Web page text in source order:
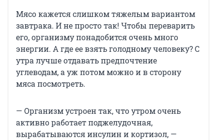
Мясо кажется слишком тяжелым вариантом
завтрака. И не просто так! Чтобы переварить
его, организму понадобится очень много
энергии. А где ее взять голодному человеку? С
утра лучше отдавать предпочтение
углеводам, а уж потом можно и в сторону
мяса посмотреть.
— Организм устроен так, что утром очень
активно работает поджелудочная,
вырабатываются инсулин и кортизол, —